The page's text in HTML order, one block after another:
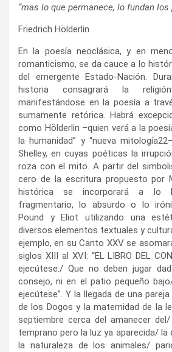
“mas lo que permanece, lo fundan los
Friedrich Hölderlin
En la poesía neoclásica, y en
romanticismo, se da cauce a lo
del emergente Estado-Nación.
historia consagrará la
manifestándose en la poesía a
sumamente retórica. Habrá
como Hölderlin –quien verá a la
la humanidad” y “nueva mitología22
Shelley, en cuyas poéticas la
roza con el mito. A partir del
cero de la escritura propuesto por
histórica se incorporará a lo
fragmentario, lo absurdo o lo
Pound y Eliot utilizando una
diversos elementos textuales y
ejemplo, en su Canto XXV se
siglos XIII al XVI: “EL LIBRO DEL
ejecútese:/ Que no deben jugar
consejo, ni en el patio pequeño
ejecútese”. Y la llegada de una
de los Dogos y la maternidad de la
septiembre cerca del amanecer
temprano pero la luz ya aparecida/ la
la naturaleza de los animales/